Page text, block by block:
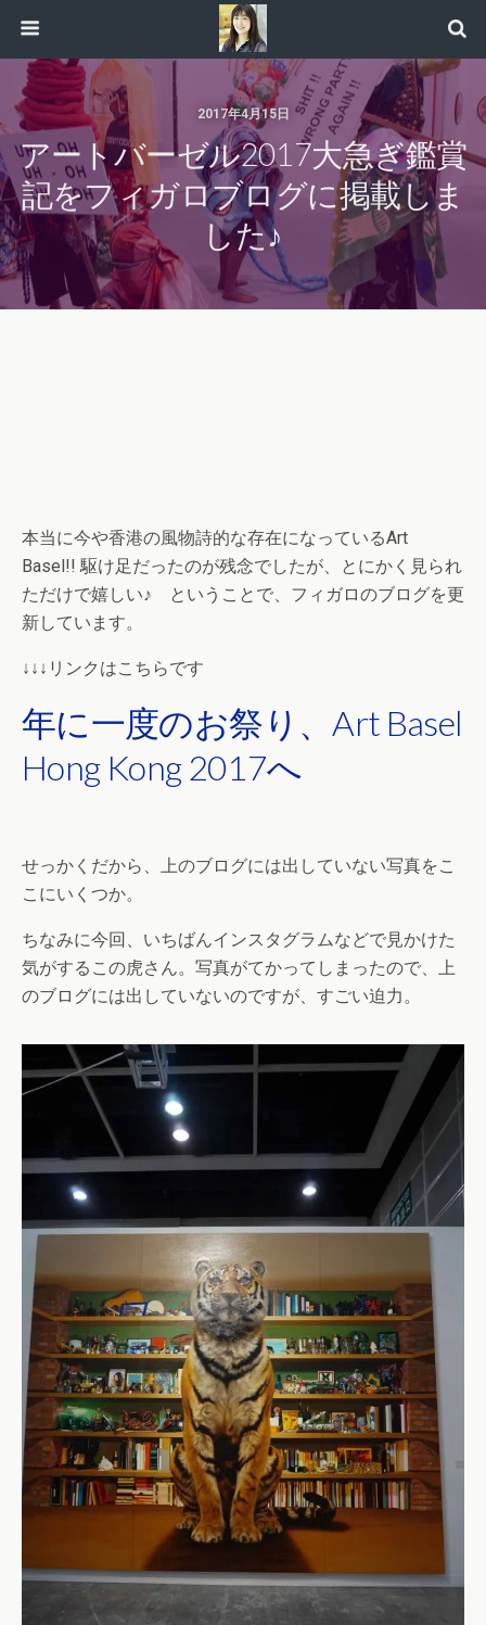
2017年4月15日
アートバーゼル2017大急ぎ鑑賞
記をフィガロブログに掲載しま
した♪
本当に今や香港の風物詩的な存在になっているArt
Basel!! 駆け足だったのが残念でしたが、とにかく見られ
ただけで嬉しい♪ ということで、フィガロのブログを更
新しています。
↓↓↓リンクはこちらです
年に一度のお祭り、Art Basel
Hong Kong 2017へ
せっかくだから、上のブログには出していない写真をこ
こにいくつか。
ちなみに今回、いちばんインスタグラムなどで見かけた
気がするこの虎さん。写真がてかってしまったので、上
のブログには出していないのですが、すごい迫力。